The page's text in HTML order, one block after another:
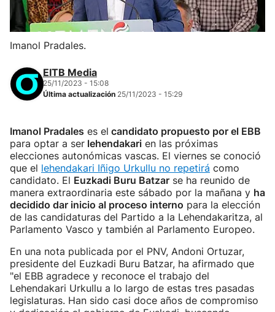
Imanol Pradales.
EITB Media
25/11/2023 - 15:08
Última actualización 25/11/2023 - 15:29
Imanol Pradales es el candidato propuesto por el EBB
para optar a ser lehendakari en las próximas
elecciones autonómicas vascas. El viernes se conoció
que el lehendakari Iñigo Urkullu no repetirá como
candidato. El Euzkadi Buru Batzar se ha reunido de
manera extraordinaria este sábado por la mañana y ha
decidido dar inicio al proceso interno para la elección
de las candidaturas del Partido a la Lehendakaritza, al
Parlamento Vasco y también al Parlamento Europeo.
En una nota publicada por el PNV, Andoni Ortuzar,
presidente del Euzkadi Buru Batzar, ha afirmado que
"el EBB agradece y reconoce el trabajo del
Lehendakari Urkullu a lo largo de estas tres pasadas
legislaturas. Han sido casi doce años de compromiso